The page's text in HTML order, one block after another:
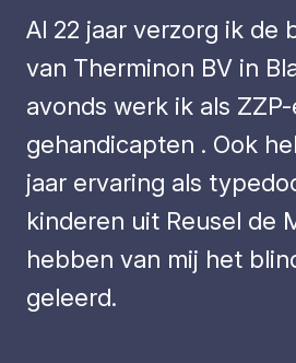
Al 22 jaar verzorg ik de
van Therminon BV in
avonds werk ik als
gehandicapten . Ook
jaar ervaring als
kinderen uit Reusel de
hebben van mij het
geleerd.